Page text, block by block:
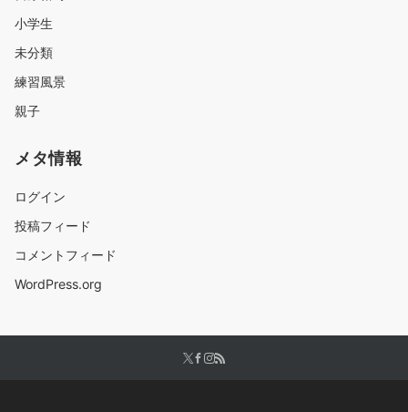
小学生
未分類
練習風景
親子
メタ情報
ログイン
投稿フィード
コメントフィード
WordPress.org